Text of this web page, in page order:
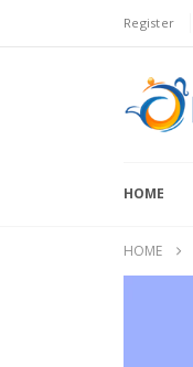
Register
HOME
HOME